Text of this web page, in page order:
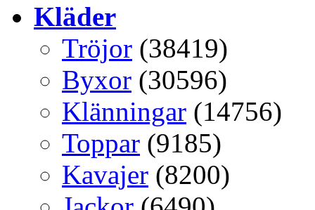
Kläder
Tröjor (38419)
Byxor (30596)
Klänningar (14756)
Toppar (9185)
Kavajer (8200)